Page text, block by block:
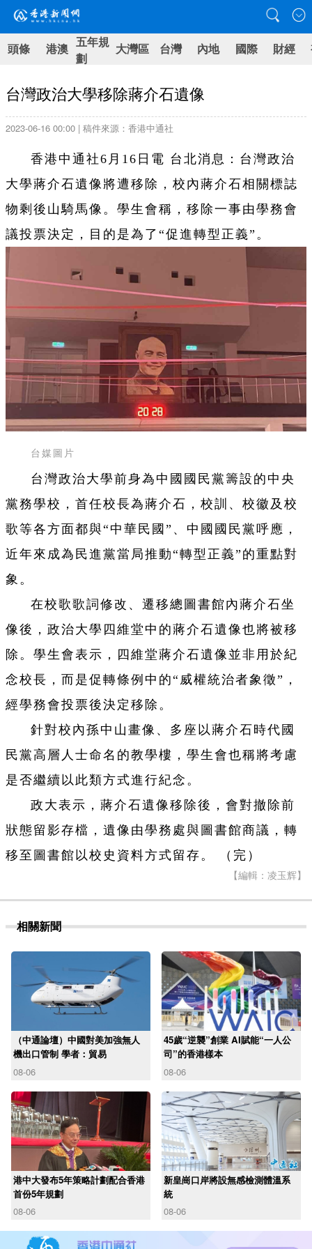
頭條 港澳 五年規
劃
大灣區 台灣 內地 國際 財經
台灣政治大學移除蔣介石遺像
2023-06-16 00:00 | 稿件來源：香港中通社
香港中通社6月16日電 台北消息：台灣政治
大學蔣介石遺像將遭移除，校內蔣介石相關標誌
物剩後山騎馬像。學生會稱，移除一事由學務會
議投票決定，目的是為了“促進轉型正義”。
台媒圖片
台灣政治大學前身為中國國民黨籌設的中央
黨務學校，首任校長為蔣介石，校訓、校徽及校
歌等各方面都與“中華民國”、中國國民黨呼應，
近年來成為民進黨當局推動“轉型正義”的重點對
象。
在校歌歌詞修改、遷移總圖書館內蔣介石坐
像後，政治大學四維堂中的蔣介石遺像也將被移
除。學生會表示，四維堂蔣介石遺像並非用於紀
念校長，而是促轉條例中的“威權統治者象徵”，
經學務會投票後決定移除。
針對校內孫中山畫像、多座以蔣介石時代國
民黨高層人士命名的教學樓，學生會也稱將考慮
是否繼續以此類方式進行紀念。
政大表示，蔣介石遺像移除後，會對撤除前
狀態留影存檔，遺像由學務處與圖書館商議，轉
移至圖書館以校史資料方式留存。 （完）
【編輯：凌玉辉】
相關新聞
（中通論壇）中國對美加強無人
機出口管制 學者：貿易
08-06
45歲“逆襲”創業 AI賦能“一人公
司”的香港樣本
08-06
港中大發布5年策略計劃配合香港
首份5年規劃
08-06
新皇崗口岸將設無感檢測體溫系
統
08-06